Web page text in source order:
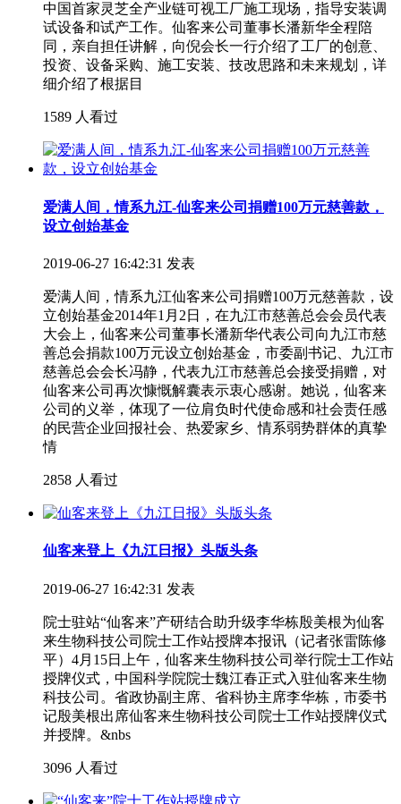
中国首家灵芝全产业链可视工厂施工现场，指导安装调
试设备和试产工作。仙客来公司董事长潘新华全程陪
同，亲自担任讲解，向倪会长一行介绍了工厂的创意、
投资、设备采购、施工安装、技改思路和未来规划，详
细介绍了根据目
1589 人看过
爱满人间，情系九江-仙客来公司捐赠100万元慈善款，
设立创始基金
2019-06-27 16:42:31 发表
爱满人间，情系九江仙客来公司捐赠100万元慈善款，设
立创始基金2014年1月2日，在九江市慈善总会会员代表
大会上，仙客来公司董事长潘新华代表公司向九江市慈
善总会捐款100万元设立创始基金，市委副书记、九江市
慈善总会会长冯静，代表九江市慈善总会接受捐赠，对
仙客来公司再次慷慨解囊表示衷心感谢。她说，仙客来
公司的义举，体现了一位肩负时代使命感和社会责任感
的民营企业回报社会、热爱家乡、情系弱势群体的真挚
情
2858 人看过
仙客来登上《九江日报》头版头条
2019-06-27 16:42:31 发表
院士驻站“仙客来”产研结合助升级李华栋殷美根为仙客
来生物科技公司院士工作站授牌本报讯（记者张雷陈修
平）4月15日上午，仙客来生物科技公司举行院士工作站
授牌仪式，中国科学院院士魏江春正式入驻仙客来生物
科技公司。省政协副主席、省科协主席李华栋，市委书
记殷美根出席仙客来生物科技公司院士工作站授牌仪式
并授牌。&nbs
3096 人看过